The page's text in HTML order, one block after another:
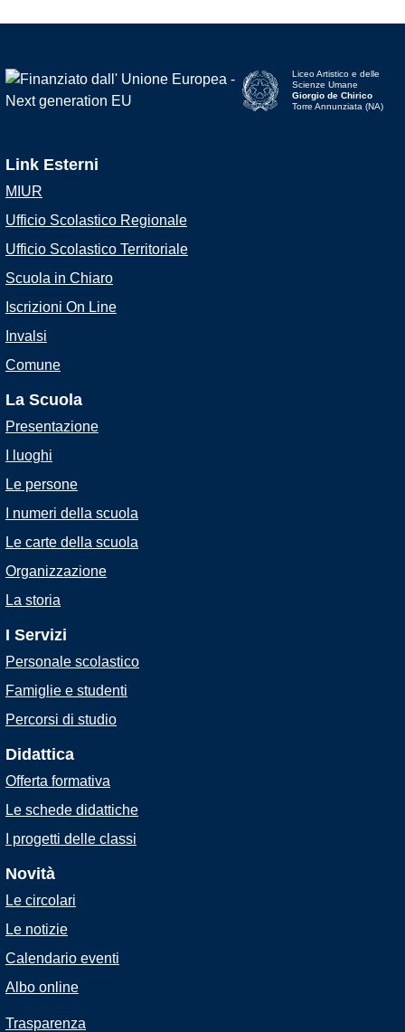
Liceo Artistico e delle
Scienze Umane
Giorgio de Chirico
Torre Annunziata (NA)
Link Esterni
MIUR
Ufficio Scolastico Regionale
Ufficio Scolastico Territoriale
Scuola in Chiaro
Iscrizioni On Line
Invalsi
Comune
La Scuola
Presentazione
I luoghi
Le persone
I numeri della scuola
Le carte della scuola
Organizzazione
La storia
I Servizi
Personale scolastico
Famiglie e studenti
Percorsi di studio
Didattica
Offerta formativa
Le schede didattiche
I progetti delle classi
Novità
Le circolari
Le notizie
Calendario eventi
Albo online
Trasparenza